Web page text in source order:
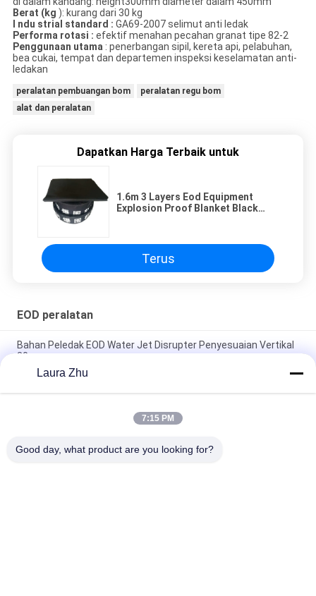
Berat (kg ): kurang dari 30 kg
ndu strial standard : GA69-2007 selimut anti ledak
Performa rotasi : efektif menahan pecahan granat tipe 82-2
Penggunaan utama: penerbangan sipil, kereta api, pelabuhan,
bea cukai, tempat dan departemen inspeksi keselamatan anti-
ledakan
peralatan pembuangan bom
peralatan regu bom
alat dan peralatan
Dapatkan Harga Terbaik untuk
1.6m 3 Layers Eod Equipment
Explosion Proof Blanket Black
Terus
EOD peralatan
Bahan Peledak EOD Water Jet Disrupter Penyesuaian Vertikal
30cm
Penyesuaian Vertikal
Lempar Robot Pengintai Bom Pengintai Untuk Lingkungan
Laura Zhu
7:15 PM
Good day, what product are you looking for?